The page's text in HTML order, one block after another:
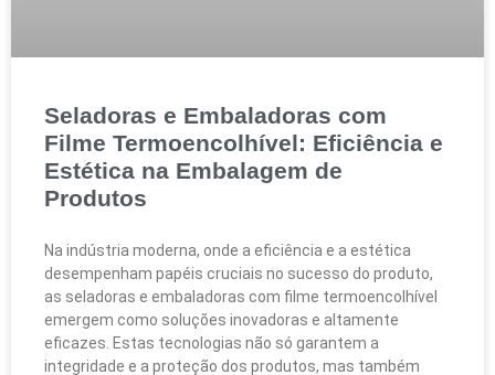
Seladoras e Embaladoras com
Filme Termoencolhível: Eficiência e
Estética na Embalagem de
Produtos
Na indústria moderna, onde a eficiência e a estética
desempenham papéis cruciais no sucesso do produto,
as seladoras e embaladoras com filme termoencolhível
emergem como soluções inovadoras e altamente
eficazes. Estas tecnologias não só garantem a
integridade e a proteção dos produtos, mas também